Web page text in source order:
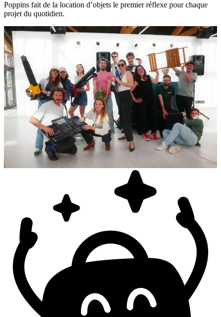
Poppins fait de la location d’objets le premier réflexe pour chaque
projet du quotidien.